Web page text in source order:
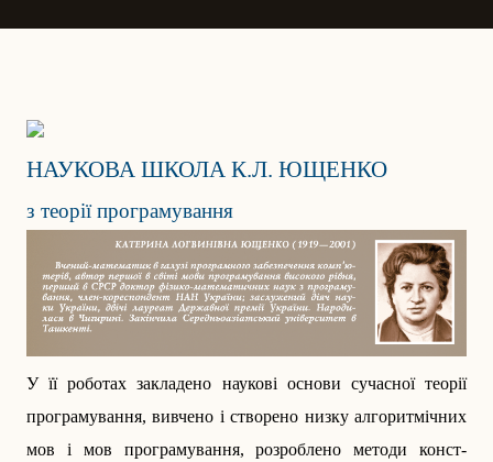
НАУКОВА ШКОЛА К.Л. ЮЩЕНКО
з теорії програмування
У її роботах закладено наукові основи сучасної теорії
програмування, вивчено і створено низку алгоритмічних
мов і мов програмування, розроблено методи конст­